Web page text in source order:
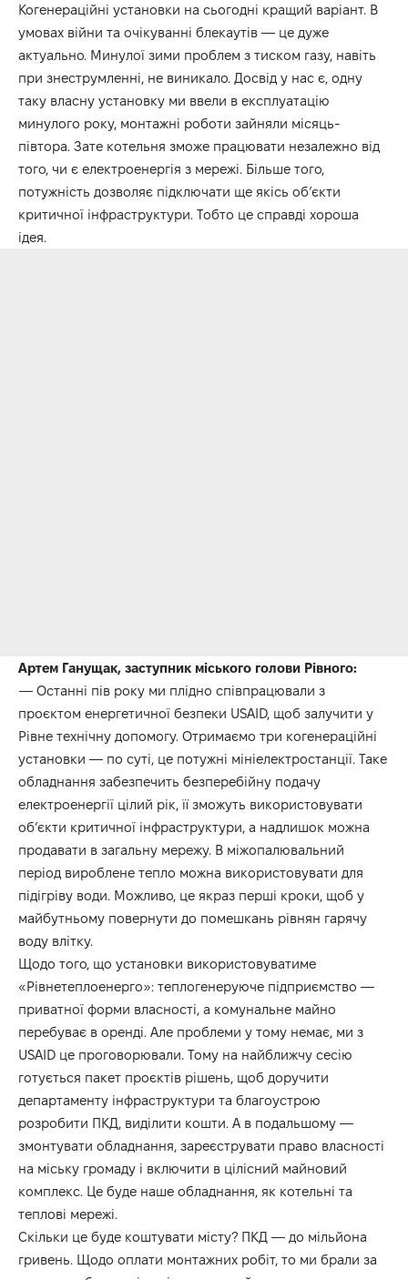
Когенераційні установки на сьогодні кращий варіант. В
умовах війни та очікуванні блекаутів — це дуже
актуально. Минулої зими проблем з тиском газу, навіть
при знеструмленні, не виникало. Досвід у нас є, одну
таку власну установку ми ввели в експлуатацію
минулого року, монтажні роботи зайняли місяць-
півтора. Зате котельня зможе працювати незалежно від
того, чи є електроенергія з мережі. Більше того,
потужність дозволяє підключати ще якісь об’єкти
критичної інфраструктури. Тобто це справді хороша
ідея.
Артем Ганущак, заступник міського голови Рівного:
— Останні пів року ми плідно співпрацювали з
проєктом енергетичної безпеки USAID, щоб залучити у
Рівне технічну допомогу. Отримаємо три когенераційні
установки — по суті, це потужні мініелектростанції. Таке
обладнання забезпечить безперебійну подачу
електроенергії цілий рік, її зможуть використовувати
об’єкти критичної інфраструктури, а надлишок можна
продавати в загальну мережу. В міжопалювальний
період вироблене тепло можна використовувати для
підігріву води. Можливо, це якраз перші кроки, щоб у
майбутньому повернути до помешкань рівнян гарячу
воду влітку.
Щодо того, що установки використовуватиме
«Рівнетеплоенерго»: теплогенеруюче підприємство —
приватної форми власності, а комунальне майно
перебуває в оренді. Але проблеми у тому немає, ми з
USAID це проговорювали. Тому на найближчу сесію
готується пакет проєктів рішень, щоб доручити
департаменту інфраструктури та благоустрою
розробити ПКД, виділити кошти. А в подальшому —
змонтувати обладнання, зареєструвати право власності
на міську громаду і включити в цілісний майновий
комплекс. Це буде наше обладнання, як котельні та
теплові мережі.
Скільки це буде коштувати місту? ПКД — до мільйона
гривень. Щодо оплати монтажних робіт, то ми брали за